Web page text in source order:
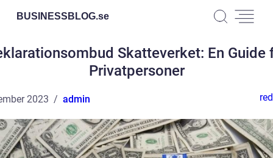
BUSINESSBLOG.se
Skatteverket: En Guide
Privatpersoner
2023 admin